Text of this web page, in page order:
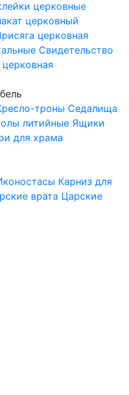
церковные
церковный
церковная
Свидетельство
троны Седалища
литийные Ящики
для храма
Карниз для
врата Царские